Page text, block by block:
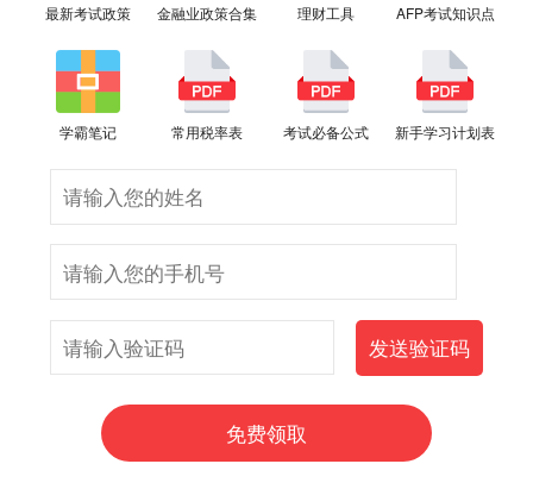
最新考试政策 金融业政策合集 理财工具 AFP考试知识点
学霸笔记 常用税率表 考试必备公式 新手学习计划表